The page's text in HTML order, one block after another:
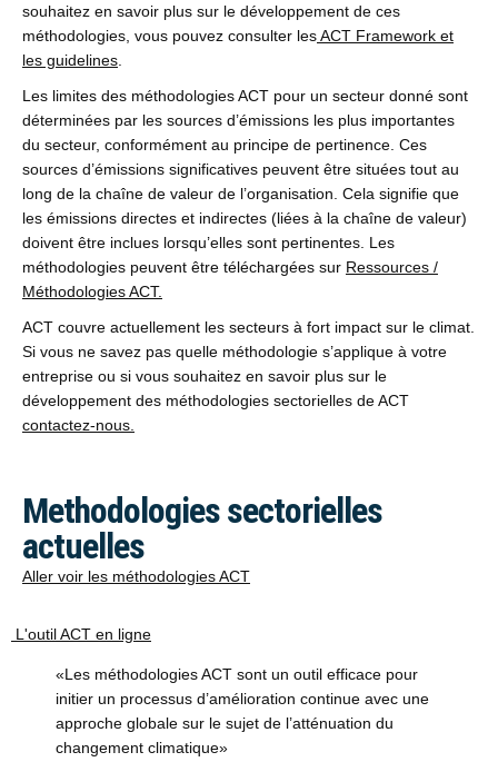
souhaitez en savoir plus sur le développement de ces
méthodologies, vous pouvez consulter lesACT Framework et
les guidelines
Les limites des méthodologies ACT pour un secteur donné sont
déterminées par les sources d’émissions les plus importantes
du secteur, conformément au principe de pertinence. Ces
sources d’émissions significatives peuvent être situées tout au
long de la chaîne de valeur de l’organisation. Cela signifie que
les émissions directes et indirectes (liées à la chaîne de valeur)
doivent être inclues lorsqu’elles sont pertinentes. Les
méthodologies peuvent être téléchargées sur Ressources /
Méthodologies ACT.
ACT couvre actuellement les secteurs à fort impact sur le climat.
Si vous ne savez pas quelle méthodologie s’applique à votre
entreprise ou si vous souhaitez en savoir plus sur le
développement des méthodologies sectorielles de ACT
contactez-nous.
Methodologies sectorielles
actuelles
Aller voir les méthodologies ACT
L'outil ACT en ligne
«Les méthodologies ACT sont un outil efficace pour
initier un processus d’amélioration continue avec une
approche globale sur le sujet de l’atténuation du
changement climatique»